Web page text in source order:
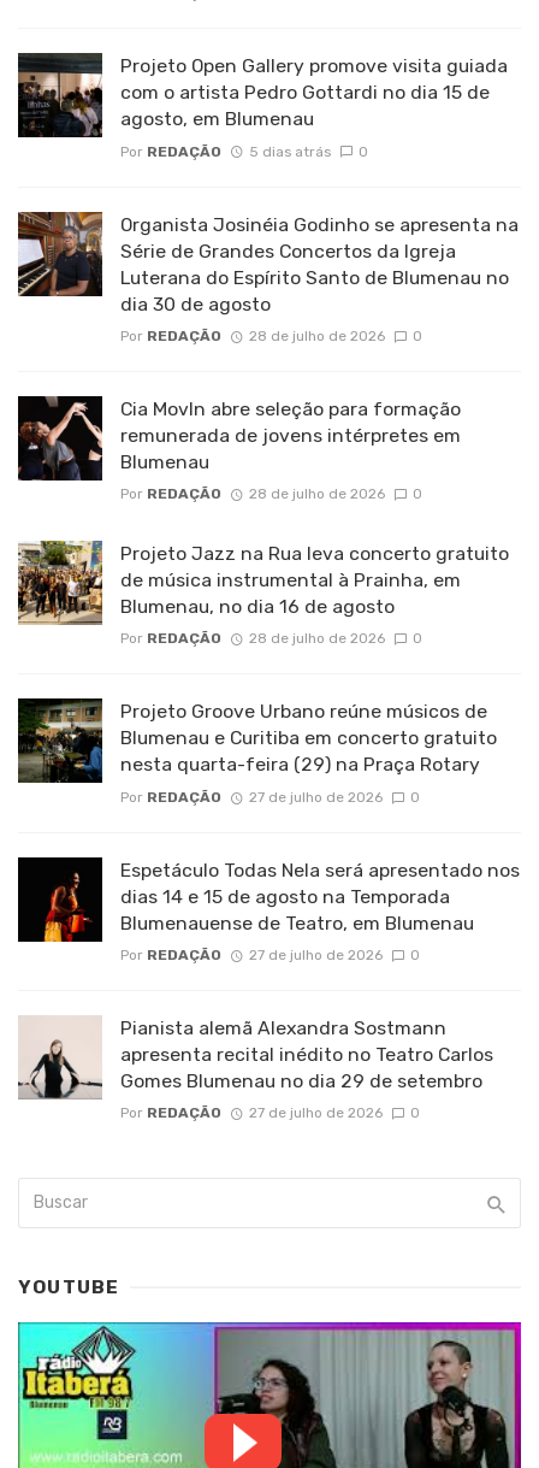
Projeto Open Gallery promove visita guiada
com o artista Pedro Gottardi no dia 15 de
agosto, em Blumenau
Por REDAÇÃO 5 dias atrás 0
Organista Josinéia Godinho se apresenta na
Série de Grandes Concertos da Igreja
Luterana do Espírito Santo de Blumenau no
dia 30 de agosto
Por REDAÇÃO 28 de julho de 2026 0
Cia MovIn abre seleção para formação
remunerada de jovens intérpretes em
Blumenau
Por REDAÇÃO 28 de julho de 2026 0
Projeto Jazz na Rua leva concerto gratuito
de música instrumental à Prainha, em
Blumenau, no dia 16 de agosto
Por REDAÇÃO 28 de julho de 2026 0
Projeto Groove Urbano reúne músicos de
Blumenau e Curitiba em concerto gratuito
nesta quarta-feira (29) na Praça Rotary
Por REDAÇÃO 27 de julho de 2026 0
Espetáculo Todas Nela será apresentado nos
dias 14 e 15 de agosto na Temporada
Blumenauense de Teatro, em Blumenau
Por REDAÇÃO 27 de julho de 2026 0
Pianista alemã Alexandra Sostmann
apresenta recital inédito no Teatro Carlos
Gomes Blumenau no dia 29 de setembro
Por REDAÇÃO 27 de julho de 2026 0
YOUTUBE